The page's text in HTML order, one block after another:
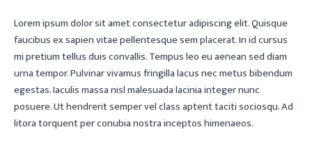
Lorem ipsum dolor sit amet consectetur adipiscing elit. Quisque
faucibus ex sapien vitae pellentesque sem placerat. In id cursus
mi pretium tellus duis convallis. Tempus leo eu aenean sed diam
urna tempor. Pulvinar vivamus fringilla lacus nec metus bibendum
egestas. Iaculis massa nisl malesuada lacinia integer nunc
posuere. Ut hendrerit semper vel class aptent taciti sociosqu. Ad
litora torquent per conubia nostra inceptos himenaeos.